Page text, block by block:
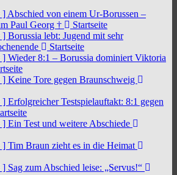
] Abschied von einem Ur-Borussen –
Paul Georg †
Startseite
] Borussia lebt: Jugend mit sehr
Startseite
] Wieder 8:1 – Borussia dominiert Viktoria
] Keine Tore gegen Braunschweig
] Erfolgreicher Testspielauftakt: 8:1 gegen
] Ein Test und weitere Abschiede
] Tim Braun zieht es in die Heimat
] Sag zum Abschied leise: „Servus!“